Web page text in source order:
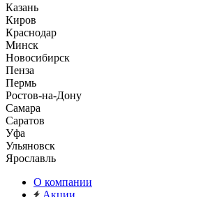
Казань
Киров
Краснодар
Минск
Новосибирск
Пенза
Пермь
Ростов-на-Дону
Самара
Саратов
Уфа
Ульяновск
Ярославль
О компании
Акции